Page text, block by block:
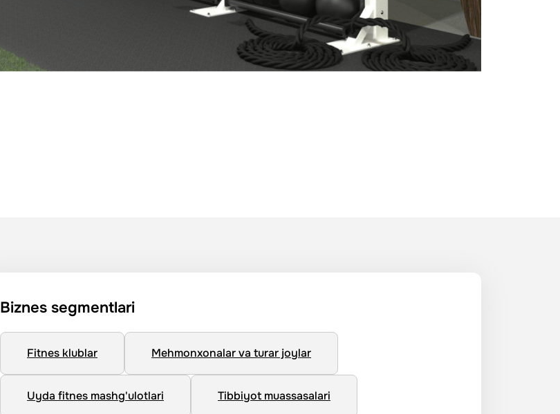
Biznes segmentlari
Fitnes klublar Mehmonxonalar va turar joylar
Uyda fitnes mashg'ulotlari Tibbiyot muassasalari